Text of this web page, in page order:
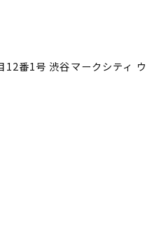
12番1号 渋谷マークシティ ウ